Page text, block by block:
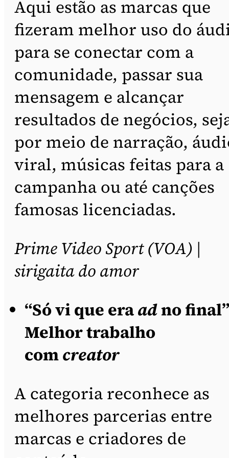
Aqui estão as marcas que
fizeram melhor uso do
para se conectar com a
comunidade, passar sua
mensagem e alcançar
resultados de negócios,
por meio de narração,
viral, músicas feitas para a
campanha ou até canções
famosas licenciadas.
Prime Video Sport (VOA) |
sirigaita do amor
“Só vi que eraadno
Melhor trabalho
comcreator
A categoria reconhece as
melhores parcerias entre
marcas e criadores de